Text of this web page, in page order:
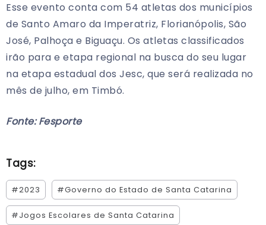
Esse evento conta com 54 atletas dos municípios
de Santo Amaro da Imperatriz, Florianópolis, São
José, Palhoça e Biguaçu. Os atletas classificados
irão para e etapa regional na busca do seu lugar
na etapa estadual dos Jesc, que será realizada no
mês de julho, em Timbó.
Fonte: Fesporte
Tags:
#2023 #Governo do Estado de Santa Catarina
#Jogos Escolares de Santa Catarina